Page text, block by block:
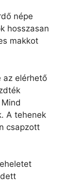
népe
hosszasan
makkot
az elérhető
A tehenek
csapzott